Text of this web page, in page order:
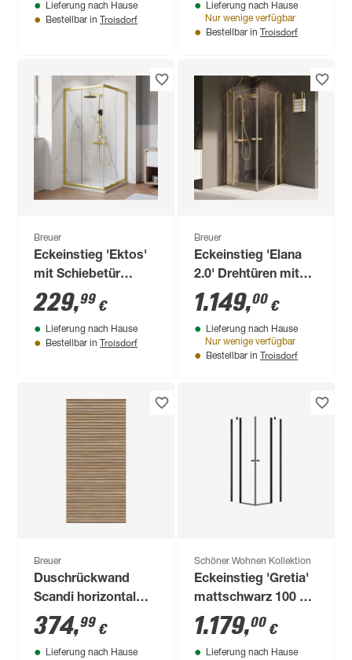
Lieferung nach Hause
Bestellbar in Troisdorf
Duschwanneneinbaumaß
875 - 900 / 880 - 900
Lieferung nach Hause
Nur wenige verfügbar
Bestellbar in Troisdorf
Breuer
Eckeinstieg 'Ektos'
mit Schiebetür
goldfarben 75 - 90
cm
229,99 €
Lieferung nach Hause
Bestellbar in Troisdorf
Breuer
Eckeinstieg 'Elana
2.0' Drehtüren mit
Festteil 80/80 cm,
goldfarben, 80 x 200
cm
1.149,00 €
Lieferung nach Hause
Nur wenige verfügbar
Bestellbar in Troisdorf
Breuer
Duschrückwand
Scandi horizontal
100 x 255 cm
374,99 €
Lieferung nach Hause
Schöner Wohnen Kollektion
Eckeinstieg 'Gretia'
mattschwarz 100 x
200 cm
1.179,00 €
Lieferung nach Hause